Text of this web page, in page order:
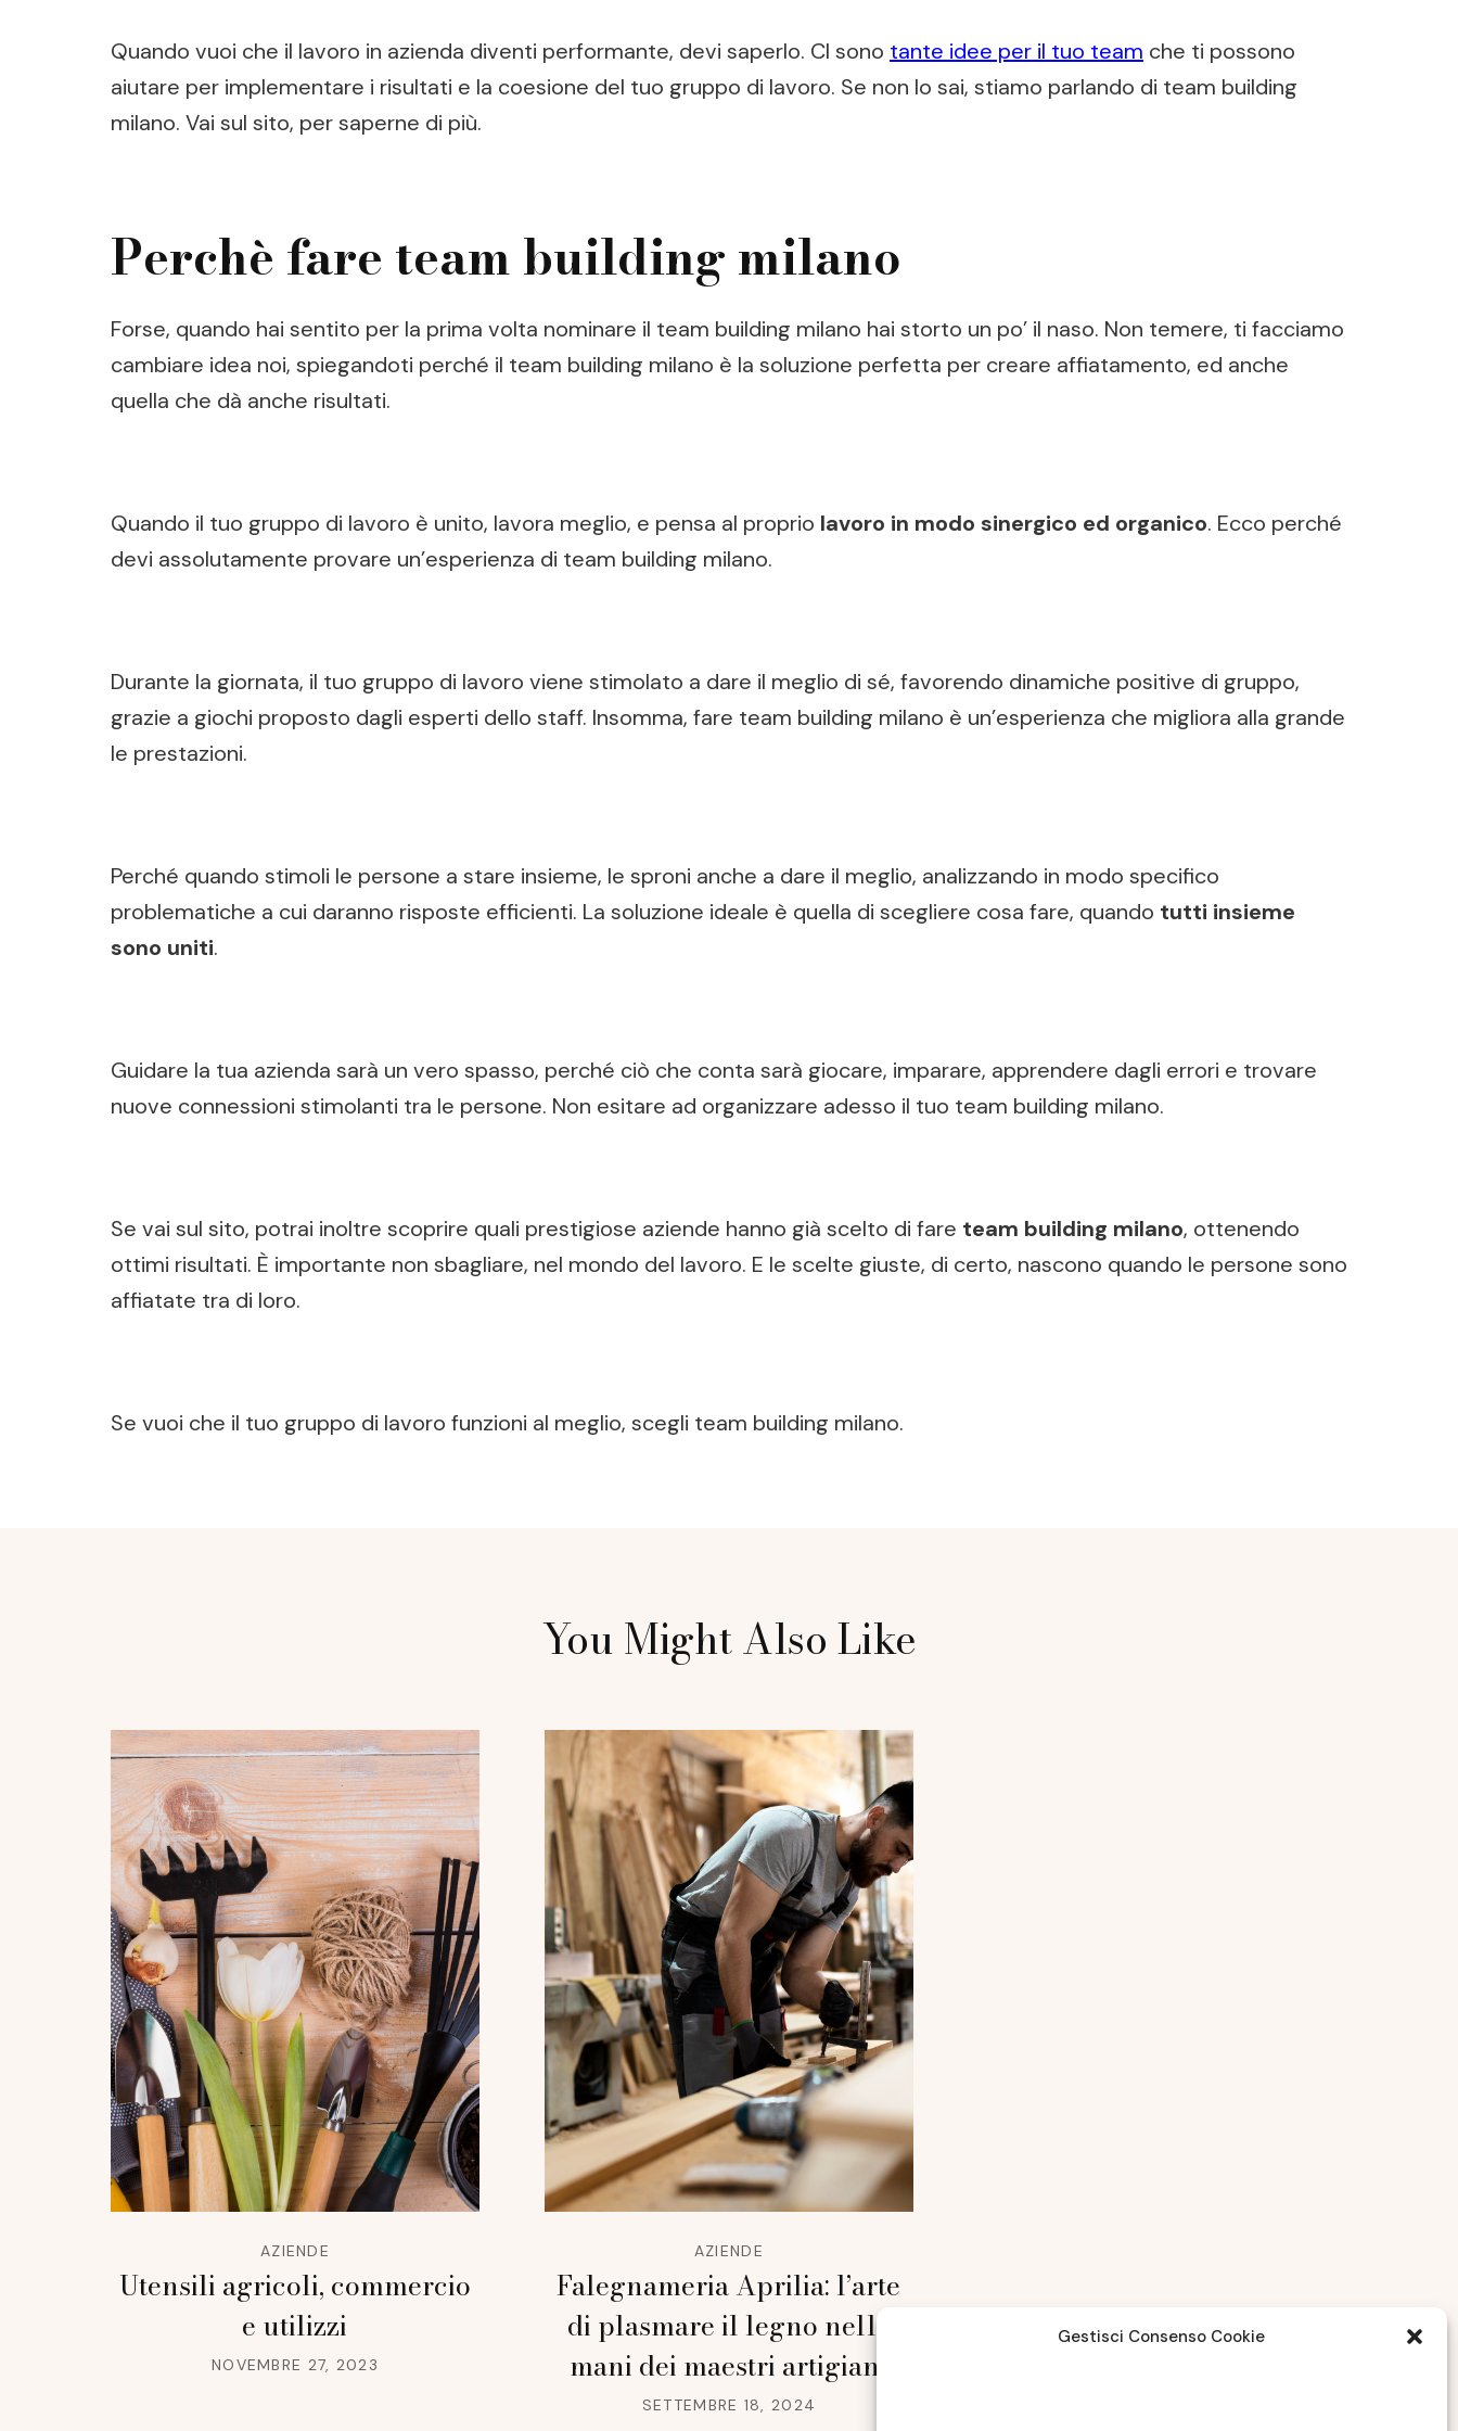
Gestisci Consenso Cookie
Quando vuoi che il lavoro in azienda diventi performante, devi saperlo. CI sono tante idee per il tuo team che ti possono
aiutare per implementare i risultati e la coesione del tuo gruppo di lavoro. Se non lo sai, stiamo parlando di team building
milano. Vai sul sito, per saperne di più.
Perchè fare team building milano
Forse, quando hai sentito per la prima volta nominare il team building milano hai storto un po’ il naso. Non temere, ti facciamo
cambiare idea noi, spiegandoti perché il team building milano è la soluzione perfetta per creare affiatamento, ed anche
quella che dà anche risultati.
Quando il tuo gruppo di lavoro è unito, lavora meglio, e pensa al proprio lavoro in modo sinergico ed organico. Ecco perché
devi assolutamente provare un’esperienza di team building milano.
Durante la giornata, il tuo gruppo di lavoro viene stimolato a dare il meglio di sé, favorendo dinamiche positive di gruppo,
grazie a giochi proposto dagli esperti dello staff. Insomma, fare team building milano è un’esperienza che migliora alla grande
le prestazioni.
Perché quando stimoli le persone a stare insieme, le sproni anche a dare il meglio, analizzando in modo specifico
problematiche a cui daranno risposte efficienti. La soluzione ideale è quella di scegliere cosa fare, quando tutti insieme
sono uniti.
Guidare la tua azienda sarà un vero spasso, perché ciò che conta sarà giocare, imparare, apprendere dagli errori e trovare
nuove connessioni stimolanti tra le persone. Non esitare ad organizzare adesso il tuo team building milano.
Se vai sul sito, potrai inoltre scoprire quali prestigiose aziende hanno già scelto di fare team building milano, ottenendo
ottimi risultati. È importante non sbagliare, nel mondo del lavoro. E le scelte giuste, di certo, nascono quando le persone sono
affiatate tra di loro.
Se vuoi che il tuo gruppo di lavoro funzioni al meglio, scegli team building milano.
You Might Also Like
AZIENDE
Utensili agricoli, commercio
e utilizzi
NOVEMBRE 27, 2023
AZIENDE
Falegnameria Aprilia: l’arte
di plasmare il legno nelle
mani dei maestri artigiani
SETTEMBRE 18, 2024